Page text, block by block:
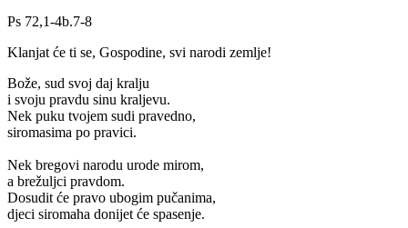
Ps 72,1-4b.7-8
Klanjat će ti se, Gospodine, svi narodi zemlje!
Bože, sud svoj daj kralju
i svoju pravdu sinu kraljevu.
Nek puku tvojem sudi pravedno,
siromasima po pravici.
Nek bregovi narodu urode mirom,
a brežuljci pravdom.
Dosudit će pravo ubogim pučanima,
djeci siromaha donijet će spasenje.